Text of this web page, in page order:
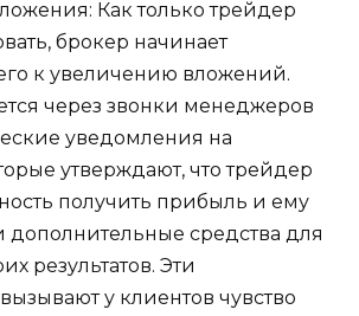
Как только трейдер
брокер начинает
к увеличению вложений.
через звонки менеджеров
уведомления на
утверждают, что трейдер
получить прибыль и ему
дополнительные средства для
результатов. Эти
у клиентов чувство